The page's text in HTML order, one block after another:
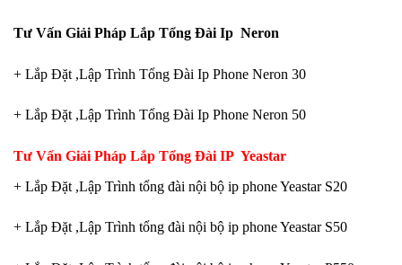
Tư Vấn Giải Pháp Lắp Tổng Đài Ip Neron
+ Lắp Đặt ,Lập Trình Tổng Đài Ip Phone Neron 30
+ Lắp Đặt ,Lập Trình Tổng Đài Ip Phone Neron 50
Tư Vấn Giải Pháp Lắp Tổng Đài IP Yeastar
+ Lắp Đặt ,Lập Trình tổng đài nội bộ ip phone Yeastar S20
+ Lắp Đặt ,Lập Trình tổng đài nội bộ ip phone Yeastar S50